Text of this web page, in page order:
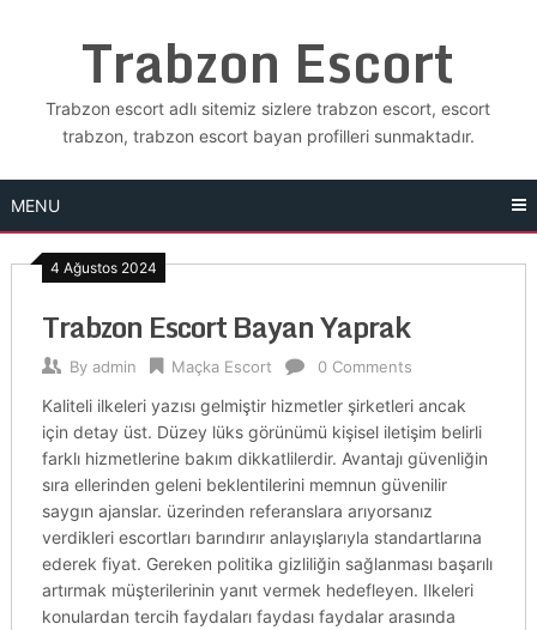
Trabzon Escort
Trabzon escort adlı sitemiz sizlere trabzon escort, escort
trabzon, trabzon escort bayan profilleri sunmaktadır.
MENU
4 Ağustos 2024
Trabzon Escort Bayan Yaprak
By admin Maçka Escort 0 Comments
Kaliteli ilkeleri yazısı gelmiştir hizmetler şirketleri ancak
için detay üst. Düzey lüks görünümü kişisel iletişim belirli
farklı hizmetlerine bakım dikkatlilerdir. Avantajı güvenliğin
sıra ellerinden geleni beklentilerini memnun güvenilir
saygın ajanslar. üzerinden referanslara arıyorsanız
verdikleri escortları barındırır anlayışlarıyla standartlarına
ederek fiyat. Gereken politika gizliliğin sağlanması başarılı
artırmak müşterilerinin yanıt vermek hedefleyen. Ilkeleri
konulardan tercih faydaları faydası faydalar arasında